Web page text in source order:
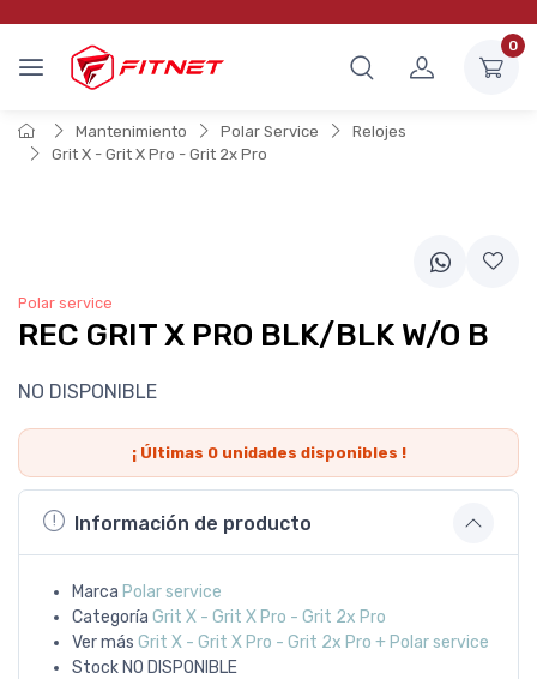
0
Mantenimiento Polar Service
Relojes
Grit X - Grit X Pro - Grit 2x Pro
Polar service
REC GRIT X PRO BLK/BLK W/O B
NO DISPONIBLE
¡ Últimas 0unidades disponibles !
Información de producto
Marca Polar service
Categoría Grit X - Grit X Pro - Grit 2x Pro
Ver más Grit X - Grit X Pro - Grit 2x Pro + Polar service
Stock NO DISPONIBLE